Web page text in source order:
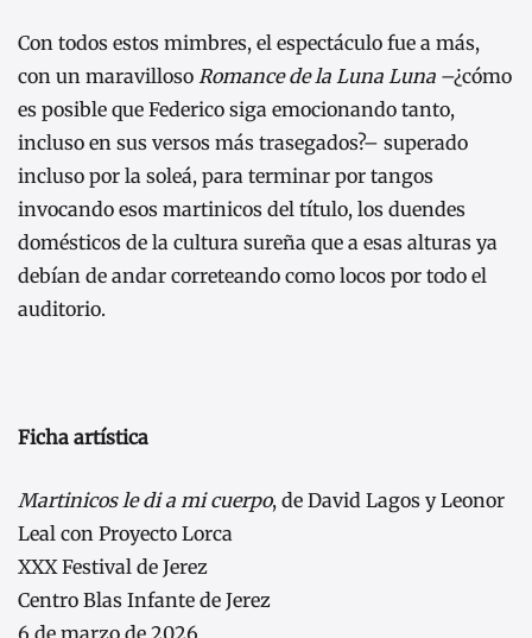
Con todos estos mimbres, el espectáculo fue a más,
con un maravilloso Romance de la Luna Luna –¿cómo
es posible que Federico siga emocionando tanto,
incluso en sus versos más trasegados?– superado
incluso por la soleá, para terminar por tangos
invocando esos martinicos del título, los duendes
domésticos de la cultura sureña que a esas alturas ya
debían de andar correteando como locos por todo el
auditorio.
Ficha artística
Martinicos le di a mi cuerpo, de David Lagos y Leonor
Leal con Proyecto Lorca
XXX Festival de Jerez
Centro Blas Infante de Jerez